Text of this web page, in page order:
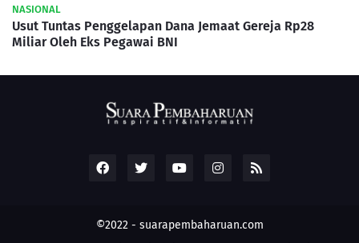
NASIONAL
Usut Tuntas Penggelapan Dana Jemaat Gereja Rp28
Miliar Oleh Eks Pegawai BNI
©2022 - suarapembaharuan.com